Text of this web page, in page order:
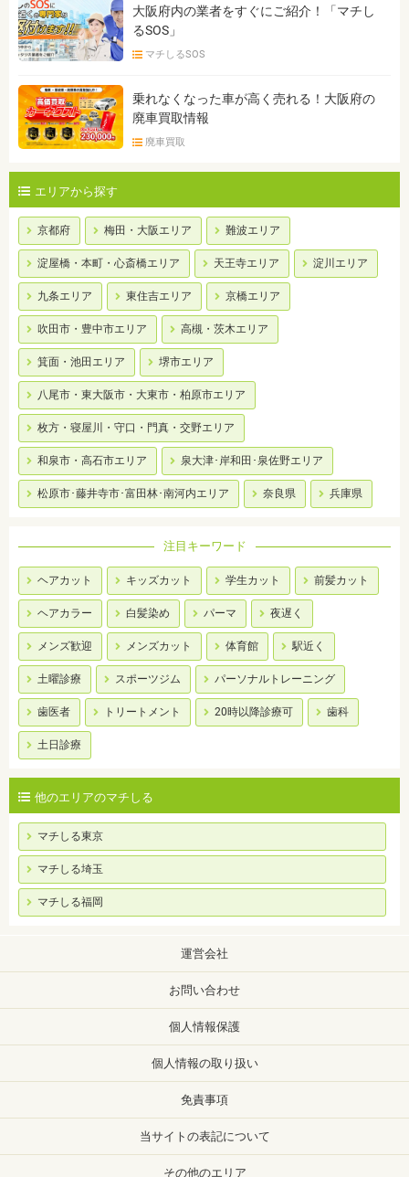
大阪府内の業者をすぐにご紹介！「マチし
るSOS」
マチしるSOS
乗れなくなった車が高く売れる！大阪府の
廃車買取情報
廃車買取
エリアから探す
京都府 梅田・大阪エリア 難波エリア
淀屋橋・本町・心斎橋エリア 天王寺エリア 淀川エリア
九条エリア 東住吉エリア 京橋エリア
吹田市・豊中市エリア 高槻・茨木エリア
箕面・池田エリア 堺市エリア
八尾市・東大阪市・大東市・柏原市エリア
枚方・寝屋川・守口・門真・交野エリア
和泉市・高石市エリア 泉大津･岸和田･泉佐野エリア
松原市･藤井寺市･富田林･南河内エリア 奈良県 兵庫県
注目キーワード
ヘアカット キッズカット 学生カット 前髪カット
ヘアカラー 白髪染め パーマ 夜遅く
メンズ歓迎 メンズカット 体育館 駅近く
土曜診療 スポーツジム パーソナルトレーニング
歯医者 トリートメント 20時以降診療可 歯科
土日診療
他のエリアのマチしる
マチしる東京
マチしる埼玉
マチしる福岡
運営会社
お問い合わせ
個人情報保護
個人情報の取り扱い
免責事項
当サイトの表記について
その他のエリア